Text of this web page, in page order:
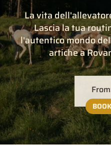
La vita
Lascia la tua
l'autentico mondo
artiche a